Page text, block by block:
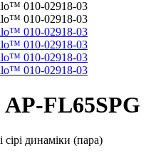
FL65SPG
динаміки (пара)